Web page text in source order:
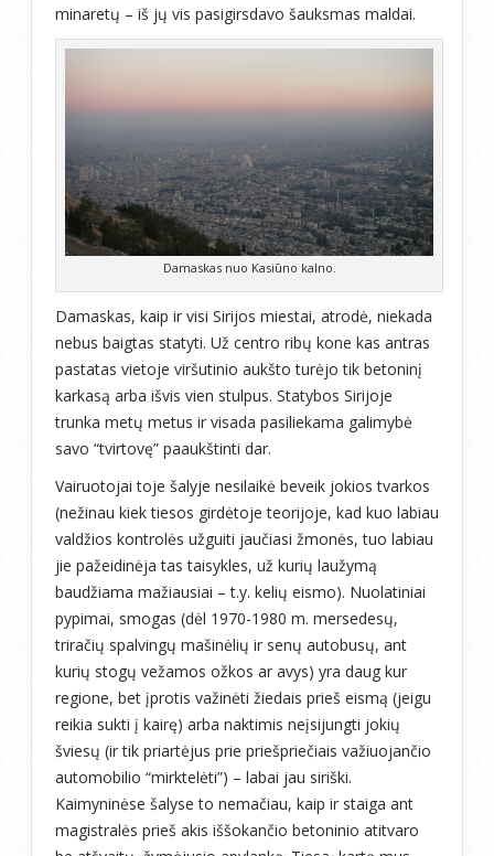
minaretų – iš jų vis pasigirsdavo šauksmas maldai.
Damaskas nuo Kasiūno kalno.
Damaskas, kaip ir visi Sirijos miestai, atrodė, niekada
nebus baigtas statyti. Už centro ribų kone kas antras
pastatas vietoje viršutinio aukšto turėjo tik betoninį
karkasą arba išvis vien stulpus. Statybos Sirijoje
trunka metų metus ir visada pasiliekama galimybė
savo “tvirtovę” paaukštinti dar.
Vairuotojai toje šalyje nesilaikė beveik jokios tvarkos
(nežinau kiek tiesos girdėtoje teorijoje, kad kuo labiau
valdžios kontrolės užguiti jaučiasi žmonės, tuo labiau
jie pažeidinėja tas taisykles, už kurių laužymą
baudžiama mažiausiai – t.y. kelių eismo). Nuolatiniai
pypimai, smogas (dėl 1970-1980 m. mersedesų,
triračių spalvingų mašinėlių ir senų autobusų, ant
kurių stogų vežamos ožkos ar avys) yra daug kur
regione, bet įprotis važinėti žiedais prieš eismą (jeigu
reikia sukti į kairę) arba naktimis neįsijungti jokių
šviesų (ir tik priartėjus prie priešpriečiais važiuojančio
automobilio “mirktelėti”) – labai jau siriški.
Kaimyninėse šalyse to nemačiau, kaip ir staiga ant
magistralės prieš akis iššokančio betoninio atitvaro